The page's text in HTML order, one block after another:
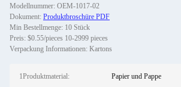
Modellnummer: OEM-1017-02
Dokument: Produktbroschüre PDF
Min Bestellmenge: 10 Stück
Preis: $0.55/pieces 10-2999 pieces
Verpackung Informationen: Kartons
1Produktmaterial: Papier und Pappe